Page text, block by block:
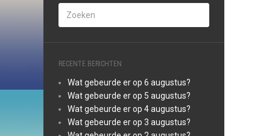
RECENTE BERICHTEN
Wat gebeurde er op 6 augustus?
Wat gebeurde er op 5 augustus?
Wat gebeurde er op 4 augustus?
Wat gebeurde er op 3 augustus?